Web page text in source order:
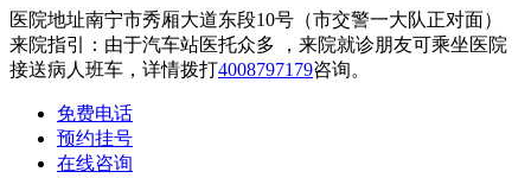
医院地址南宁市秀厢大道东段10号（市交警一大队正对面）
来院指引：由于汽车站医托众多 ，来院就诊朋友可乘坐医院
接送病人班车，详情拨打4008797179咨询。
免费电话
预约挂号
在线咨询